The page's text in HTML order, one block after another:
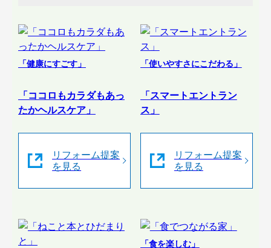
「健康にすごす」
「ココロもカラダもあっ
たかヘルスケア」
リフォーム提案
を見る
「使いやすさにこだわる」
「スマートエントラン
ス」
リフォーム提案
を見る
「食を楽しむ」